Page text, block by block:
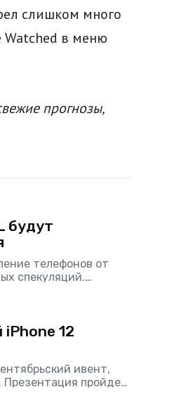
слишком много
Watched в меню
прогнозы,
будут
телефонов от
спекуляций.
октября.
12
ивент,
Презентация пройдет